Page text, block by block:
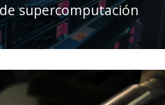
supercomputación